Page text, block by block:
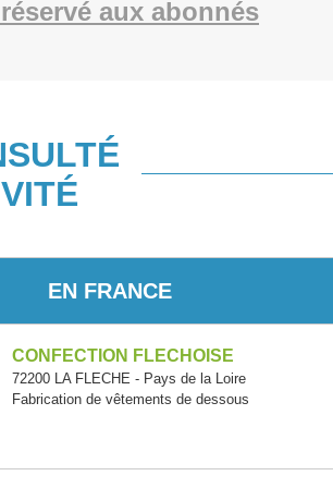
aux abonnés
EN FRANCE
CONFECTION FLECHOISE
72200 LA FLECHE - Pays de la Loire
Fabrication de vêtements de dessous